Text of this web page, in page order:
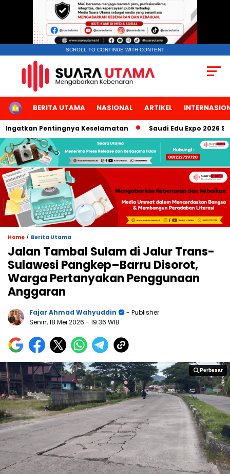
SCROLL TO CONTINUE WITH CONTENT
HOMEBERITA UTAMA NASIONAL ARTIKEL
Pentingnya Keselamatan Saudi Edu Expo 2026
Home / Berita Utama
Jalan Tambal Sulam di Jalur Trans-
Sulawesi Pangkep–Barru Disorot,
Warga Pertanyakan Penggunaan
Anggaran
Fajar Ahmad Wahyuddin
- Publisher
Senin, 18 Mei 2026 - 19:36 WIB
Perbesar
Perbesar